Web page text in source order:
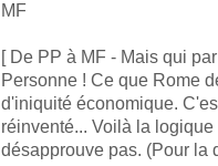
MF
[ De PP à MF - Mais qui
Personne ! Ce que Rome
d'iniquité économique.
réinventé... Voilà la
désapprouve pas. (Pour la